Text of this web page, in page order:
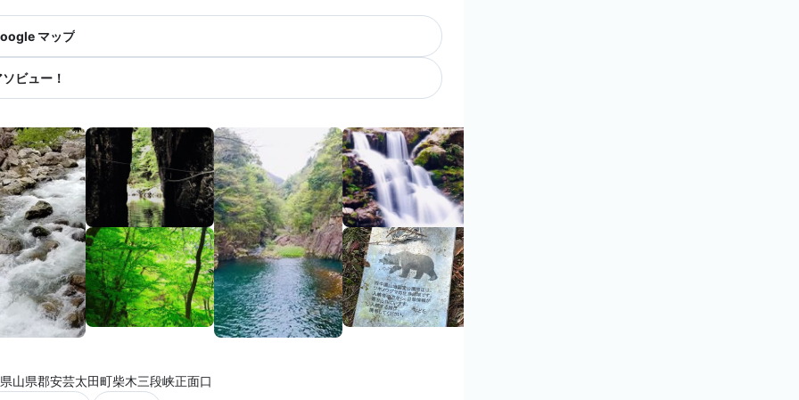
マップ
ビュー！
山県郡安芸太田町柴木三段峡正面口